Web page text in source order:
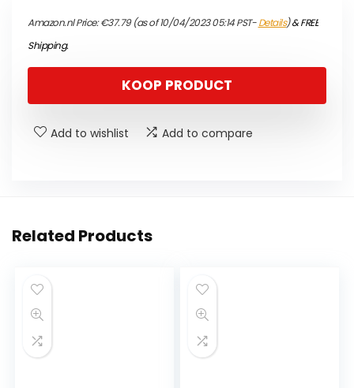
Amazon.nl Price:€37.79(as of 10/04/2023 05:14 PST-Details)&FREE
Shipping.
KOOP PRODUCT
Add to wishlist Add to compare
Related Products